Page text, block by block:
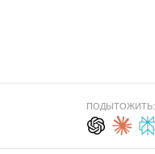
ПОДЫТОЖИТЬ: